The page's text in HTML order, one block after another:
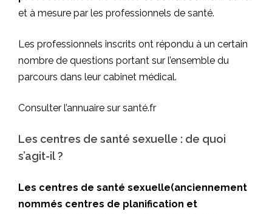
et à mesure par les professionnels de santé.
Les professionnels inscrits ont répondu à un certain
nombre de questions portant sur l’ensemble du
parcours dans leur cabinet médical.
Consulter l’annuaire sur santé.fr
Les centres de santé sexuelle : de quoi
s’agit-il ?
Les centres de santé sexuelle(anciennement
nommés centres de planification et